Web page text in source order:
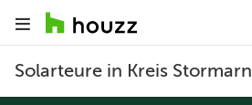
Solarteure in Kreis Stormarn